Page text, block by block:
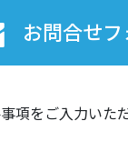
お問合せ
項をご入力いた